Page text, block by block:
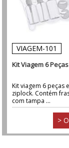
VIAGEM-101
Kit Viagem 6 Peças
Kit viagem 6 peças
ziplock. Contém
com tampa ...
>